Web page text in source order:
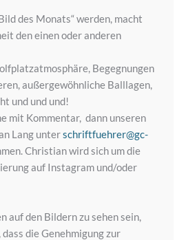
des Monats“ werden, macht
den einen oder anderen
Begegnungen
außergewöhnliche Balllagen,
und und und!
mit Kommentar, dann unseren
Lang unterschriftfuehrer@gc-
Christian wird sich um die
auf Instagram und/oder
auf den Bildern zu sehen sein,
die Genehmigung zur